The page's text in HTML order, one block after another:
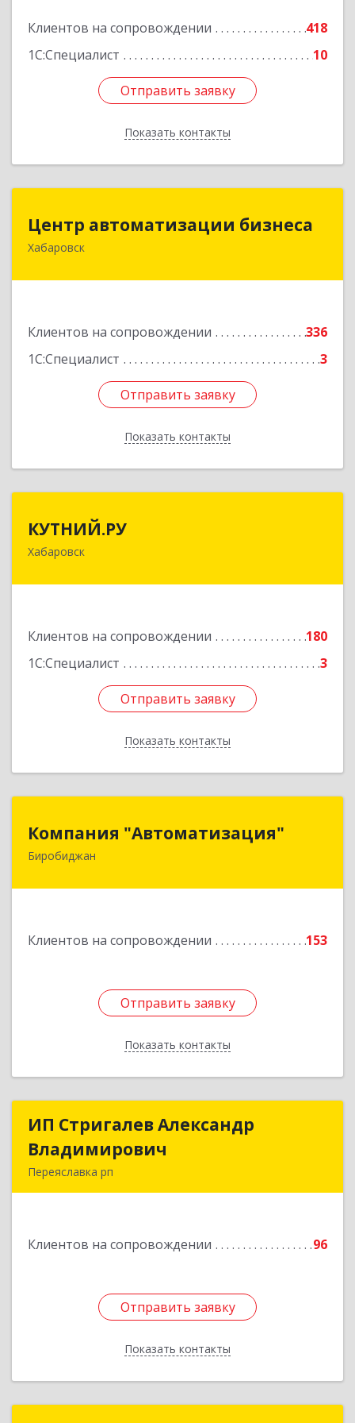
Клиентов на сопровождении
418
1С:Специалист
10
Отправить заявку
Показать контакты
Отправить заявку
Назад
Центр автоматизации бизнеса
Хабаровск
Клиентов на сопровождении
336
1С:Специалист
3
Отправить заявку
Показать контакты
Центр автоматизации бизнеса
680030, Хабаровский край, Хабаровск г, Ленина
Отправить заявку
Назад
КУТНИЙ.РУ
Хабаровск
Клиентов на сопровождении
180
1С:Специалист
3
Отправить заявку
Показать контакты
680007, Хабаровский край, Хабаровск г,
Отправить заявку
Назад
Компания "Автоматизация"
Биробиджан
Клиентов на сопровождении 153
Отправить заявку
Показать контакты
679016, Еврейская Аобл, Биробиджан г,
Отправить заявку
Назад
ИП Стригалев Александр
Владимирович
Переяславка рп
Клиентов на сопровождении 96
Отправить заявку
Показать контакты
ИП Стригалев Александр
Подробнее
Отправить заявку
Назад